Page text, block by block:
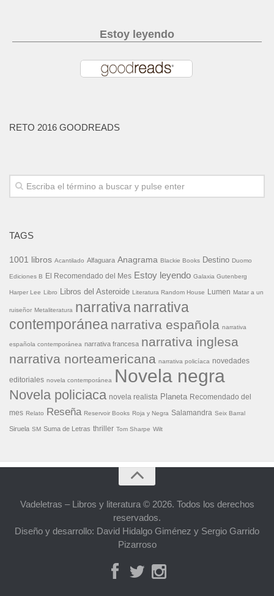
Estoy leyendo
RETO 2016 GOODREADS
TAGS
1001 libros Acantilado Alfaguara Anagrama Blackie Books Destino Duomo
Ediciones B El Recomendado del Mes Estoy leyendo Galaxia Gutenberg
Harper Lee Libro Libros del Asteroide Literatura Random House Lumen Matar a un
ruiseñor Metaliteratura narrativa narrativa
contemporánea narrativa española narrativa
española contemporánea narrativa francesa narrativa inglesa
narrativa norteamericana narrativa policíaca novedades
editoriales novela contemporánea Novela negra
Novela policiaca novela realista Planeta Recomendado del
mes Relato Reseña Reservoir Books Roja y Negra Salamandra Seix Barral
Siruela SM Suma de Letras thriller Tom Sharpe Wilt
Vadeletras – Libros y literatura © 2026. Todos los derechos
reservados.
Diseño y desarrollo: David Hidalgo Giménez y Sergio Garrido
Pizarroso